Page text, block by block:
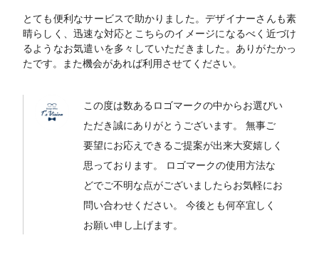
とても便利なサービスで助かりました。デザイナーさんも素
晴らしく、迅速な対応とこちらのイメージになるべく近づけ
るようなお気遣いを多々していただきました。ありがたかっ
たです。また機会があれば利用させてください。
この度は数あるロゴマークの中からお選びい
ただき誠にありがとうございます。 無事ご
要望にお応えできるご提案が出来大変嬉しく
思っております。 ロゴマークの使用方法な
どでご不明な点がございましたらお気軽にお
問い合わせください。 今後とも何卒宜しく
お願い申し上げます。